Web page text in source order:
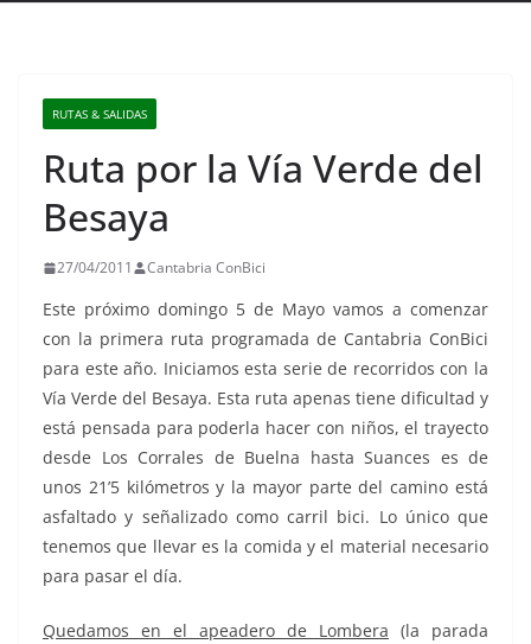
RUTAS & SALIDAS
Ruta por la Vía Verde del
Besaya
27/04/2011 Cantabria ConBici
Este próximo domingo 5 de Mayo vamos a comenzar
con la primera ruta programada de Cantabria ConBici
para este año. Iniciamos esta serie de recorridos con la
Vía Verde del Besaya. Esta ruta apenas tiene dificultad y
está pensada para poderla hacer con niños, el trayecto
desde Los Corrales de Buelna hasta Suances es de
unos 21’5 kilómetros y la mayor parte del camino está
asfaltado y señalizado como carril bici. Lo único que
tenemos que llevar es la comida y el material necesario
para pasar el día.
Quedamos en el apeadero de Lombera (la parada